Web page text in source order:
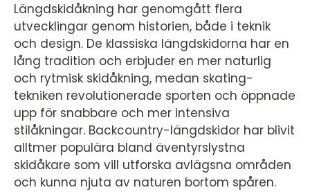
Längdskidåkning har genomgått flera
utvecklingar genom historien, både i teknik
och design. De klassiska längdskidorna har en
lång tradition och erbjuder en mer naturlig
och rytmisk skidåkning, medan skating-
tekniken revolutionerade sporten och öppnade
upp för snabbare och mer intensiva
stilåkningar. Backcountry-längdskidor har blivit
alltmer populära bland äventyrslystna
skidåkare som vill utforska avlägsna områden
och kunna njuta av naturen bortom spåren.